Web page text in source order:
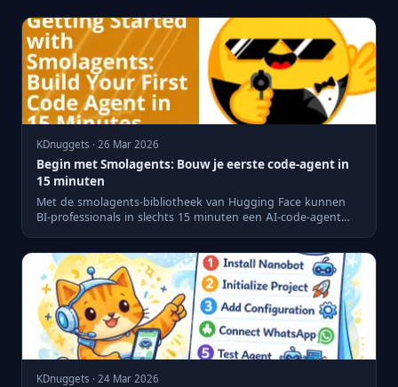
KDnuggets · 26 Mar 2026
Begin met Smolagents: Bouw je eerste code-agent in
15 minuten
Met de smolagents-bibliotheek van Hugging Face kunnen
BI-professionals in slechts 15 minuten een AI-code-agent
KDnuggets · 24 Mar 2026